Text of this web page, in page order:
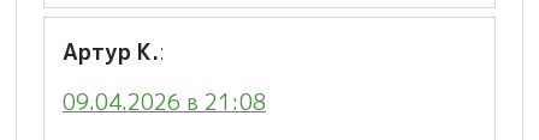
Артур К.:
09.04.2026 в 21:08